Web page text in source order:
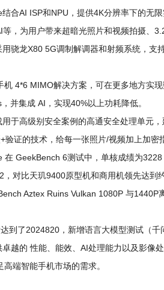
合AI ISP和NPU，提供4K分辨率下的无
等，为用户带来超暗光照片和视频拍摄、
骁龙X80 5G调制解调器和射频系统，支
机 4*6 MIMO解决方案，可在更多地方实
并集成 AI，实现40%以上功耗降低。
于高级别安全案例的高通安全处理单元
验证的技术，给每一张照片/视频加上加密
在 GeekBench 6测试中，单核成绩为
，对比天玑9400原型机和商用机领先达到
Aztex Ruins Vulkan 1080P 与1440P
到了2024820，新增语言大模型测试（
越的 性能、能效、AI处理能力以及影像
端智能手机市场的需求。